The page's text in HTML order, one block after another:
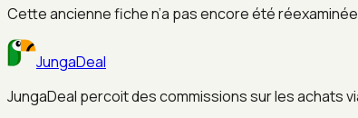
Cette ancienne fiche n’a pas encore été
JungaDeal
JungaDeal percoit des commissions sur les achats